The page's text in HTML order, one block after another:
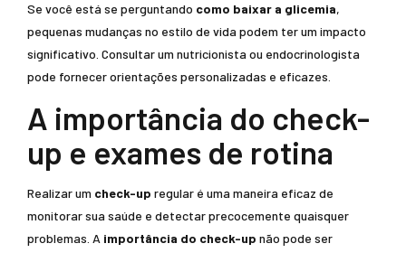
Se você está se perguntando como baixar a glicemia,
pequenas mudanças no estilo de vida podem ter um impacto
significativo. Consultar um nutricionista ou endocrinologista
pode fornecer orientações personalizadas e eficazes.
A importância do check-
up e exames de rotina
Realizar um check-up regular é uma maneira eficaz de
monitorar sua saúde e detectar precocemente quaisquer
problemas. A importância do check-up não pode ser